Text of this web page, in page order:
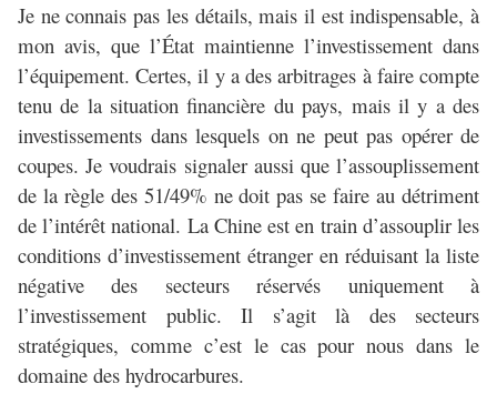
Je ne connais pas les détails, mais il est indispensable, à
mon avis, que l’État maintienne l’investissement dans
l’équipement. Certes, il y a des arbitrages à faire compte
tenu de la situation financière du pays, mais il y a des
investissements dans lesquels on ne peut pas opérer de
coupes. Je voudrais signaler aussi que l’assouplissement
de la règle des 51/49% ne doit pas se faire au détriment
de l’intérêt national. La Chine est en train d’assouplir les
conditions d’investissement étranger en réduisant la liste
négative des secteurs réservés uniquement à
l’investissement public. Il s’agit là des secteurs
stratégiques, comme c’est le cas pour nous dans le
domaine des hydrocarbures.